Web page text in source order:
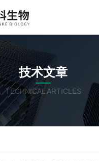
技术文章
TECHNICAL ARTICLES